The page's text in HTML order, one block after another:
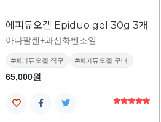
에피듀오겔 Epiduo gel 30g 3개
아다팔렌+과산화벤조일
#에피듀오겔 직구 #에피듀오겔 구매
65,000원